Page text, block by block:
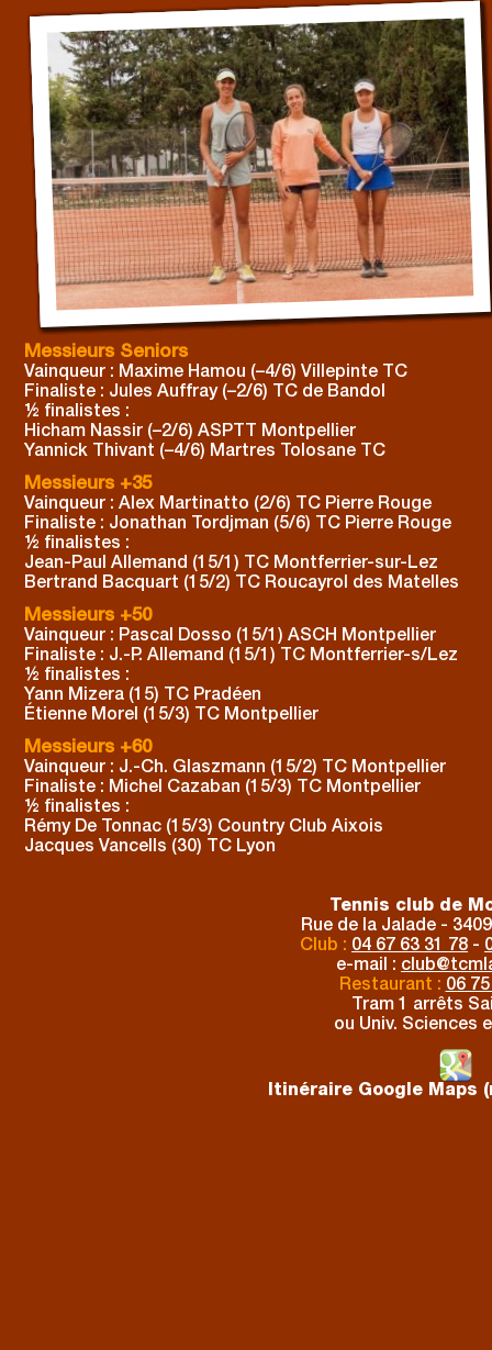
Messieurs Seniors
Vainqueur : Maxime Hamou (–4/6) Villepinte TC
Finaliste : Jules Auffray (–2/6) TC de Bandol
½ finalistes :
Hicham Nassir (–2/6) ASPTT Montpellier
Yannick Thivant (–4/6) Martres Tolosane TC
Messieurs +35
Vainqueur : Alex Martinatto (2/6) TC Pierre Rouge
Finaliste : Jonathan Tordjman (5/6) TC Pierre Rouge
½ finalistes :
Jean-Paul Allemand (15/1) TC Montferrier-sur-Lez
Bertrand Bacquart (15/2) TC Roucayrol des Matelles
Messieurs +50
Vainqueur : Pascal Dosso (15/1) ASCH Montpellier
Finaliste : J.-P. Allemand (15/1) TC Montferrier-s/Lez
½ finalistes :
Yann Mizera (15) TC Pradéen
Étienne Morel (15/3) TC Montpellier
Messieurs +60
Vainqueur : J.-Ch. Glaszmann (15/2) TC Montpellier
Finaliste : Michel Cazaban (15/3) TC Montpellier
½ finalistes :
Rémy De Tonnac (15/3) Country Club Aixois
Jacques Vancells (30) TC Lyon
Tennis club de
Rue de la Jalade -
Club : 04 67 63 31 78 -
e-mail : club@
Restaurant : 06
Tram 1 arrêts
ou Univ. Sciences
Itinéraire Google Maps